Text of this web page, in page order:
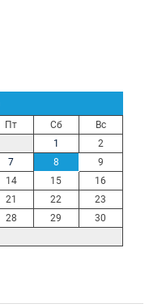
Пт Сб
Вс
1
2
7 8
9
14 15
16
21 22
23
28 29
30